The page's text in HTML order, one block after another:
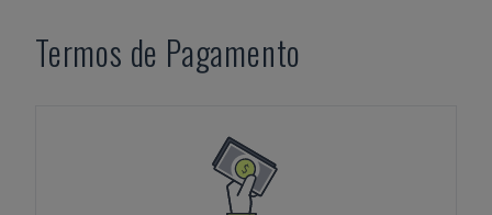
Termos de Pagamento